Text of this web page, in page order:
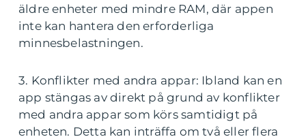
äldre enheter med mindre RAM, där appen
inte kan hantera den erforderliga
minnesbelastningen.
3. Konflikter med andra appar: Ibland kan en
app stängas av direkt på grund av konflikter
med andra appar som körs samtidigt på
enheten. Detta kan inträffa om två eller flera